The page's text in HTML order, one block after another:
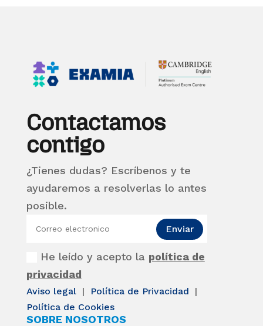
Contactamos
contigo
¿Tienes dudas? Escríbenos y te
ayudaremos a resolverlas lo antes
posible.
He leído y acepto la política de
privacidad
Enviar
Aviso legal | Política de Privacidad
|
Política de Cookies
SOBRE NOSOTROS